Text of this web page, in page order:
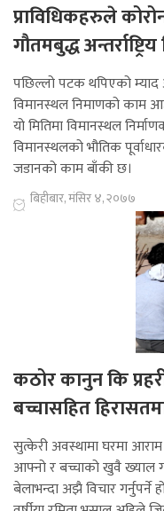
प्राविधिकहरुले
गौतमबुद्ध
पछिल्लो पटक थपिएको म्याद
विमानस्थल निमाणको काम
यो मितिमा विमानस्थल
विमानस्थलको भौतिक
जडानको काम बाँकी छ।
बिहीबार, मंसिर ४, २०७७
कठोर कानुन कि
बच्चासहित
सुत्केरी अवस्थामा घरमा
आफ्नो र बच्चाको खुवै ख्याल
बेलाभन्दा अझै विचार गर्नुपर्ने